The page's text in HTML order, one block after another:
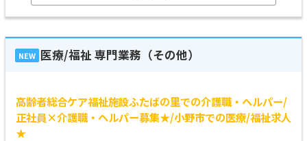
NEW 医療/福祉 専門業務（その他）
高齢者総合ケア福祉施設ふたばの里での介護職・ヘルパー/
正社員×介護職・ヘルパー募集★/小野市での医療/福祉求人
★